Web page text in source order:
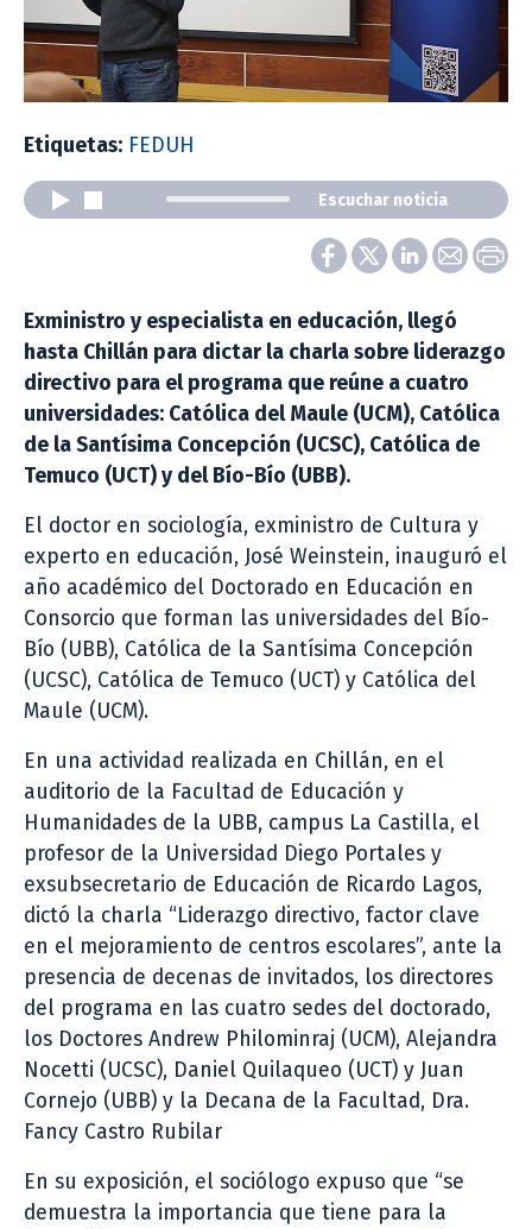
Etiquetas: FEDUH
Escuchar noticia
Exministro y especialista en educación, llegó
hasta Chillán para dictar la charla sobre liderazgo
directivo para el programa que reúne a cuatro
universidades: Católica del Maule (UCM), Católica
de la Santísima Concepción (UCSC), Católica de
Temuco (UCT) y del Bío-Bío (UBB).
El doctor en sociología, exministro de Cultura y
experto en educación, José Weinstein, inauguró el
año académico del Doctorado en Educación en
Consorcio que forman las universidades del Bío-
Bío (UBB), Católica de la Santísima Concepción
(UCSC), Católica de Temuco (UCT) y Católica del
Maule (UCM).
En una actividad realizada en Chillán, en el
auditorio de la Facultad de Educación y
Humanidades de la UBB, campus La Castilla, el
profesor de la Universidad Diego Portales y
exsubsecretario de Educación de Ricardo Lagos,
dictó la charla “Liderazgo directivo, factor clave
en el mejoramiento de centros escolares”, ante la
presencia de decenas de invitados, los directores
del programa en las cuatro sedes del doctorado,
los Doctores Andrew Philominraj (UCM), Alejandra
Nocetti (UCSC), Daniel Quilaqueo (UCT) y Juan
Cornejo (UBB) y la Decana de la Facultad, Dra.
Fancy Castro Rubilar
En su exposición, el sociólogo expuso que “se
demuestra la importancia que tiene para la